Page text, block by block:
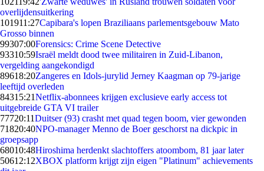
overlijdensuitkering
101911:27Capibara's lopen Braziliaans parlementsgebouw Mato
Grosso binnen
99307:00Forensics: Crime Scene Detective
93310:59Israël meldt dood twee militairen in Zuid-Libanon,
vergelding aangekondigd
89618:20Zangeres en Idols-jurylid Jerney Kaagman op 79-jarige
leeftijd overleden
84315:21Netflix-abonnees krijgen exclusieve early access tot
uitgebreide GTA VI trailer
77720:11Duitser (93) crasht met quad tegen boom, vier gewonden
71820:40NPO-manager Menno de Boer geschorst na dickpic in
groepsapp
68010:48Hiroshima herdenkt slachtoffers atoombom, 81 jaar later
50612:12XBOX platform krijgt zijn eigen "Platinum" achievements